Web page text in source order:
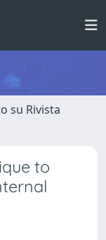
su Rivista
to